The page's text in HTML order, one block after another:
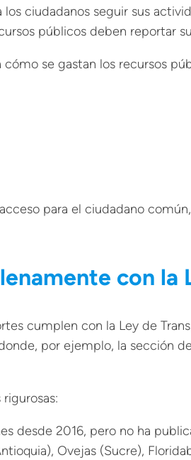
ciudadanos seguir sus
públicos deben reportar
se gastan los recursos
para el ciudadano
con la
cumplen con la Ley de
por ejemplo, la sección
desde 2016, pero no ha
Ovejas (Sucre),